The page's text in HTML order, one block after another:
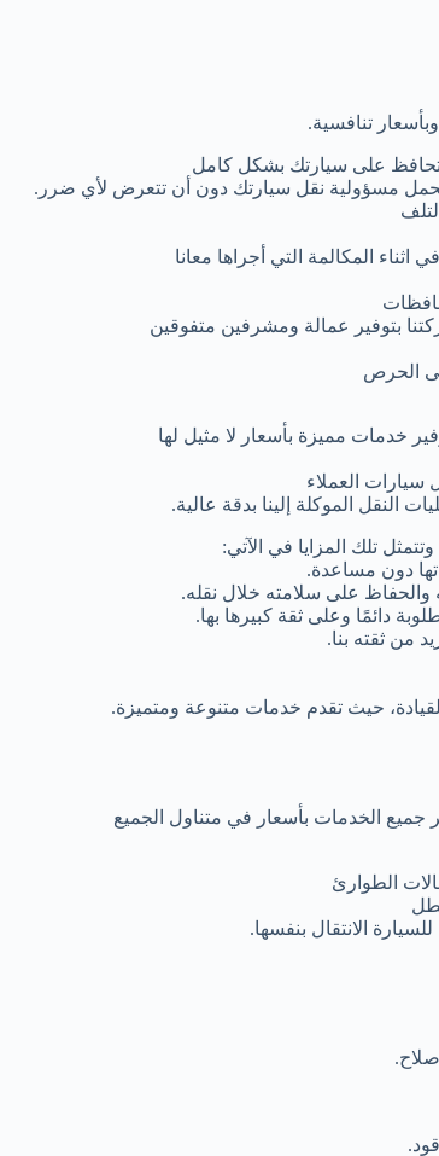
تنافسية.
على سيارتك بشكل كامل
مسؤولية نقل سيارتك دون أن تتعرض لأي ضرر.
المكالمة التي أجراها معانا
بتوفير عمالة ومشرفين متفوقين
الحرص
خدمات مميزة بأسعار لا مثيل لها
العملاء
الموكلة إلينا بدقة عالية.
تلك المزايا في الآتي:
دون مساعدة.
والحفاظ على سلامته خلال نقله.
دائمًا وعلى ثقة كبيرها بها.
من ثقته بنا.
حيث تقدم خدمات متنوعة ومتميزة.
الخدمات بأسعار في متناول الجميع
الطوارئ
الانتقال بنفسها.